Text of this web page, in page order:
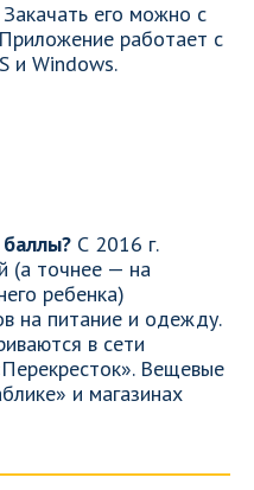
его можно с
работает с
и Windows.
С 2016 г.
(а точнее — на
ребенка)
на питание и одежду.
в сети
Вещевые
и магазинах